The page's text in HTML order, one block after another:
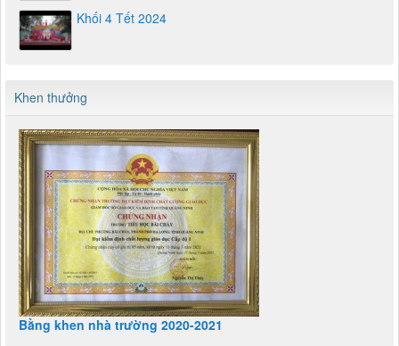
Khối 4 Tết 2024
Khen thưởng
Bằng khen nhà trường 2020-2021